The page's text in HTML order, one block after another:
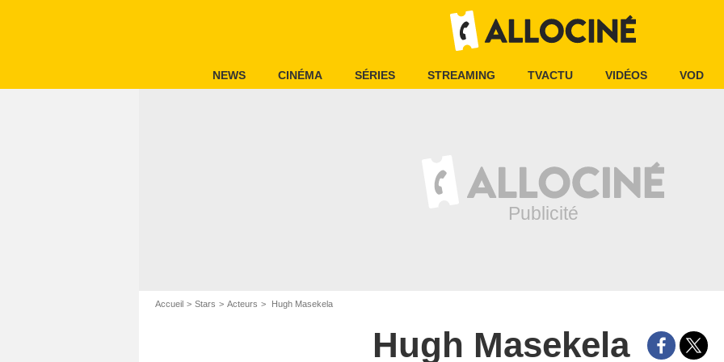
NEWS CINÉMA SÉRIES STREAMING TVACTU VIDÉOS VOD
Accueil Stars Acteurs Hugh Masekela
Hugh Masekela